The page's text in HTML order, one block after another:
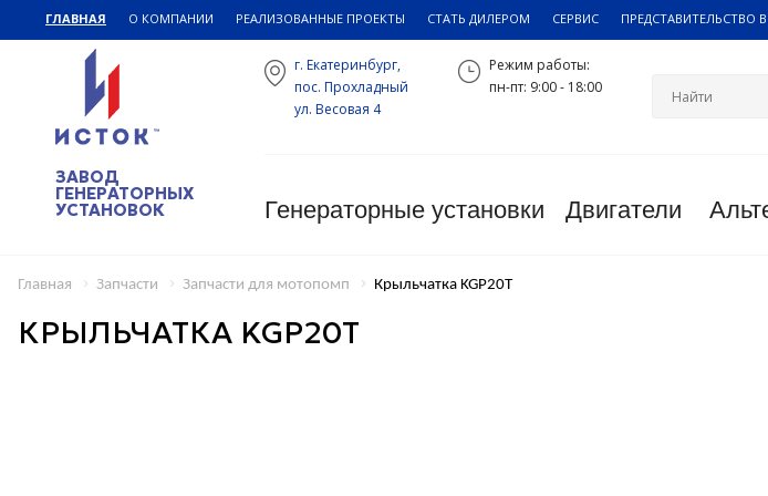
ГЛАВНАЯ О КОМПАНИИ РЕАЛИЗОВАННЫЕ ПРОЕКТЫ СТАТЬ ДИЛЕРОМ СЕРВИС ПРЕДСТАВИТЕЛЬСТВО
ЗАВОД
ГЕНЕРАТОРНЫХ
УСТАНОВОК
г. Екатеринбург,
пос. Прохладный
ул. Весовая 4
Режим работы:
пн-пт: 9:00 - 18:00
Генераторные установки Двигатели
Главная Запчасти Запчасти для мотопомп Крыльчатка KGP20T
КРЫЛЬЧАТКА KGP20T